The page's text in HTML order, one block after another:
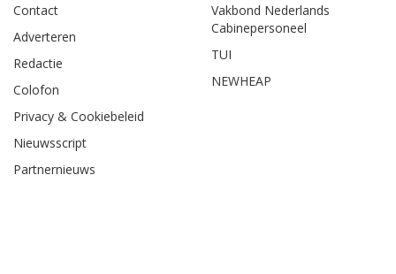
Contact
Adverteren
Redactie
Colofon
Privacy & Cookiebeleid
Nieuwsscript
Partnernieuws
Vakbond Nederlands
Cabinepersoneel
TUI
NEWHEAP